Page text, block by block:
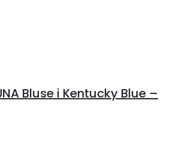
Bluse i Kentucky Blue –